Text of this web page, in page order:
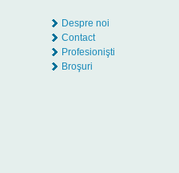
Despre noi
Contact
Profesionişti
Broşuri